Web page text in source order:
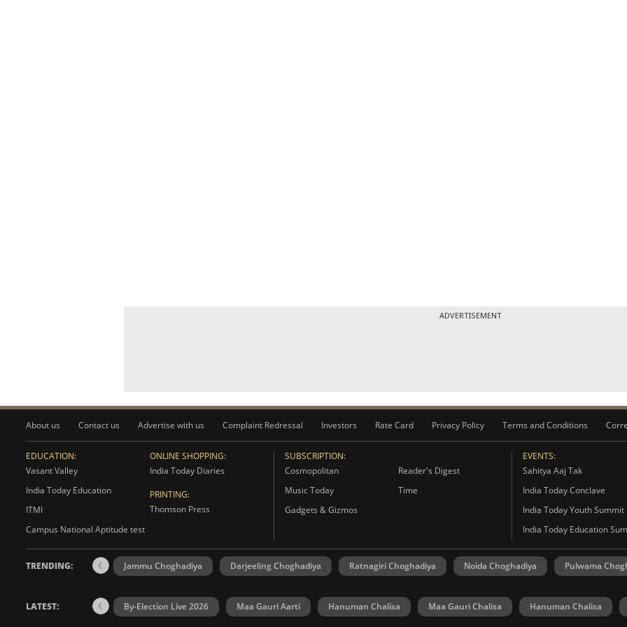
ADVERTISEMENT
About us Contact us Advertise with us Complaint Redressal Investors Rate Card Privacy Policy Terms and Conditions
EDUCATION:
Vasant Valley
India Today Education
ITMI
Campus National Aptitude test
ONLINE SHOPPING:
India Today Diaries
PRINTING:
Thomson Press
SUBSCRIPTION:
Cosmopolitan
Reader's Digest
Music Today
Time
Gadgets & Gizmos
EVENTS:
Sahitya Aaj Tak
India Today Conclave
India Today Youth Summit
India Today Education
TRENDING: Jammu Choghadiya Darjeeling Choghadiya Ratnagiri Choghadiya Noida Choghadiya Pulwama
LATEST: By-Election Live 2026 Maa Gauri Aarti Hanuman Chalisa Maa Gauri Chalisa Hanuman Chalisa